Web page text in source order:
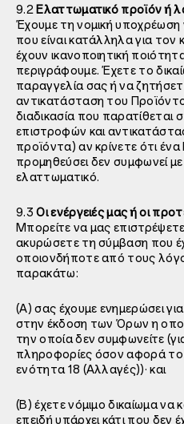
9.2 Ελαττωματικό προϊόν ή
Έχουμε τη νομική
που είναι κατάλληλα για
έχουν ικανοποιητική
περιγράφουμε. Έχετε το
παραγγελία σας ή να
αντικατάσταση του
διαδικασία που παρατίθεται
επιστροφών και
προϊόντα) αν κρίνετε ότι
προμηθεύσει δεν συμφωνεί
ελαττωματικό.
9.3Οι ενέργειές μας ή οι
Μπορείτε να μας
ακυρώσετε τη σύμβαση που
οποιονδήποτε από τους
παρακάτω:
(A) σας έχουμε ενημερώσει
στην έκδοση των Όρων η
την οποία δεν συμφωνείτε
πληροφορίες όσον αφορά
ενότητα 18 (Αλλαγές))· και
(B) έχετε νόμιμο δικαίωμα να
επειδή υπάρχει κάτι που δεν